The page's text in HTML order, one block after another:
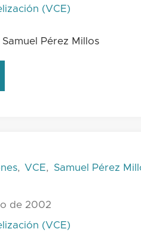
(VCE)
Pérez Millos
, VCE, Samuel Pérez
de 2002
(VCE)